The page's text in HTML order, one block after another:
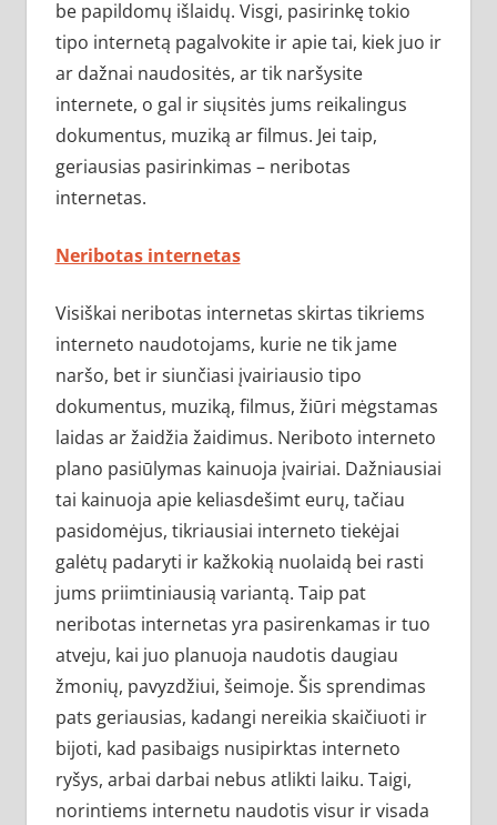
be papildomų išlaidų. Visgi, pasirinkę tokio
tipo internetą pagalvokite ir apie tai, kiek juo ir
ar dažnai naudositės, ar tik naršysite
internete, o gal ir siųsitės jums reikalingus
dokumentus, muziką ar filmus. Jei taip,
geriausias pasirinkimas – neribotas
internetas.
Neribotas internetas
Visiškai neribotas internetas skirtas tikriems
interneto naudotojams, kurie ne tik jame
naršo, bet ir siunčiasi įvairiausio tipo
dokumentus, muziką, filmus, žiūri mėgstamas
laidas ar žaidžia žaidimus. Neriboto interneto
plano pasiūlymas kainuoja įvairiai. Dažniausiai
tai kainuoja apie keliasdešimt eurų, tačiau
pasidomėjus, tikriausiai interneto tiekėjai
galėtų padaryti ir kažkokią nuolaidą bei rasti
jums priimtiniausią variantą. Taip pat
neribotas internetas yra pasirenkamas ir tuo
atveju, kai juo planuoja naudotis daugiau
žmonių, pavyzdžiui, šeimoje. Šis sprendimas
pats geriausias, kadangi nereikia skaičiuoti ir
bijoti, kad pasibaigs nusipirktas interneto
ryšys, arbai darbai nebus atlikti laiku. Taigi,
norintiems internetu naudotis visur ir visada